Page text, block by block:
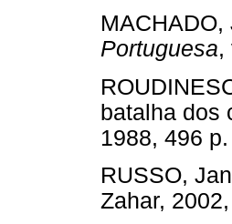
MACHADO,
Portuguesa
batalha dos
1988,
RUSSO,
Zahar,